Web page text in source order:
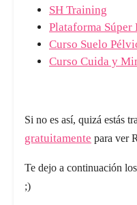
SH Training
Plataforma Súper
Curso Suelo
Curso Cuida y
Si no es así, quizá estás
gratuitamente para ver
Te dejo a continuación
;)